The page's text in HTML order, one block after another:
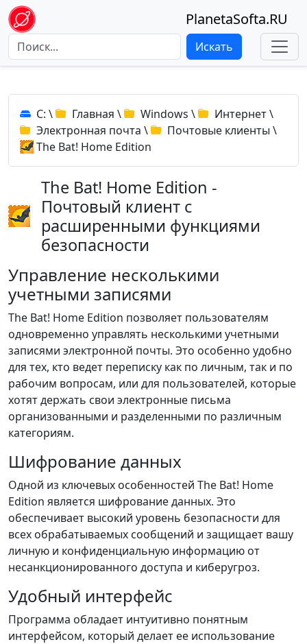
PlanetaSofta.RU
Искать
C: \ Главная \ Windows \ Интернет\
Электронная почта \ Почтовые клиенты \
The Bat! Home Edition
The Bat! Home Edition -
Почтовый клиент с
расширенными функциями
безопасности
Управление несколькими
учетными записями
The Bat! Home Edition позволяет пользователям
одновременно управлять несколькими учетными
записями электронной почты. Это особенно удобно
для тех, кто ведет переписку как по личным, так и по
рабочим вопросам, или для пользователей, которые
хотят держать свои электронные письма
организованными и разделенными по различным
категориям.
Шифрование данных
Одной из ключевых особенностей The Bat! Home
Edition является шифрование данных. Это
обеспечивает высокий уровень безопасности для
всех обрабатываемых сообщений и защищает вашу
личную и конфиденциальную информацию от
несанкционированного доступа и киберугроз.
Удобный интерфейс
Программа обладает интуитивно понятным
интерфейсом, который делает ее использование